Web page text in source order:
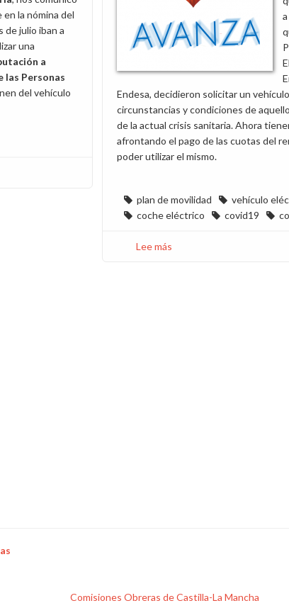
en la nómina del
de julio iban a
una
a
las Personas
del vehículo
Endesa, decidieron solicitar un
circunstancias y condiciones de
de la actual crisis sanitaria. Ahora
afrontando el pago de las cuotas del
poder utilizar el mismo.
plan de movilidad
vehículo
coche eléctrico
covid19
Lee más
Comisiones Obreras de Castilla-La Mancha